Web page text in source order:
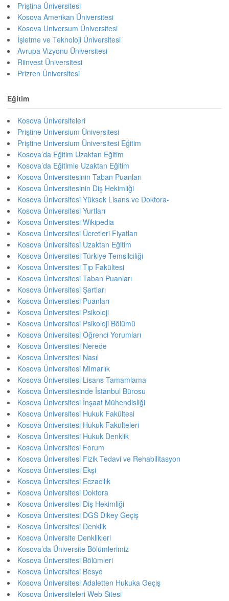
Priştina Üniversitesi
Kosova Amerikan Üniversitesi
Kosova Universum Üniversitesi
İşletme ve Teknoloji Üniversitesi
Avrupa Vizyonu Üniversitesi
Riinvest Üniversitesi
Prizren Üniversitesi
Eğitim
Kosova Üniversiteleri
Priştine Universium Üniversitesi
Priştine Universium Üniversitesi Eğitim
Kosova’da Eğitim Uzaktan Eğitim
Kosova’da Eğitimle Uzaktan Eğitim
Kosova Üniversitesinin Taban Puanları
Kosova Üniversitesinin Diş Hekimliği
Kosova Üniversitesi Yüksek Lisans ve Doktora-
Kosova Üniversitesi Yurtları
Kosova Üniversitesi Wikipedia
Kosova Üniversitesi Ücretleri Fiyatları
Kosova Üniversitesi Uzaktan Eğitim
Kosova Üniversitesi Türkiye Temsilciliği
Kosova Üniversitesi Tıp Fakültesi
Kosova Üniversitesi Taban Puanları
Kosova Üniversitesi Şartları
Kosova Üniversitesi Puanları
Kosova Üniversitesi Psikoloji
Kosova Üniversitesi Psikoloji Bölümü
Kosova Üniversitesi Öğrenci Yorumları
Kosova Üniversitesi Nerede
Kosova Üniversitesi Nasıl
Kosova Üniversitesi Mimarlık
Kosova Üniversitesi Lisans Tamamlama
Kosova Üniversitesinde İstanbul Bürosu
Kosova Üniversitesi İnşaat Mühendisliği
Kosova Üniversitesi Hukuk Fakültesi
Kosova Üniversitesi Hukuk Fakülteleri
Kosova Üniversitesi Hukuk Denklik
Kosova Üniversitesi Forum
Kosova Üniversitesi Fizik Tedavi ve Rehabilitasyon
Kosova Üniversitesi Ekşi
Kosova Üniversitesi Eczacılık
Kosova Üniversitesi Doktora
Kosova Üniversitesi Diş Hekimliği
Kosova Üniversitesi DGS Dikey Geçiş
Kosova Üniversitesi Denklik
Kosova Üniversite Denklikleri
Kosova’da Üniversite Bölümlerimiz
Kosova Üniversitesi Bölümleri
Kosova Üniversitesi Besyo
Kosova Üniversitesi Adaletten Hukuka Geçiş
Kosova Üniversiteleri Web Sitesi